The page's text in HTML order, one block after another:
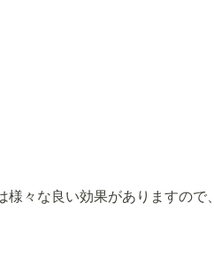
様々な良い効果がありますので